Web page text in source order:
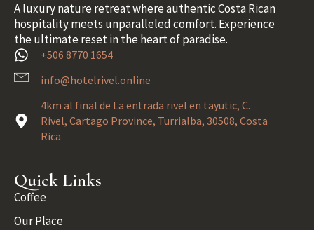
A luxury nature retreat where authentic Costa Rican
hospitality meets unparalleled comfort. Experience
the ultimate reset in the heart of paradise.
+506 8770 1654
info@hotelrivel.online
4km al final de La entrada rivel en tayutic, C.
Rivel, Cartago Province, Turrialba, 30508, Costa
Rica
Quick Links
Coffee
Our Place